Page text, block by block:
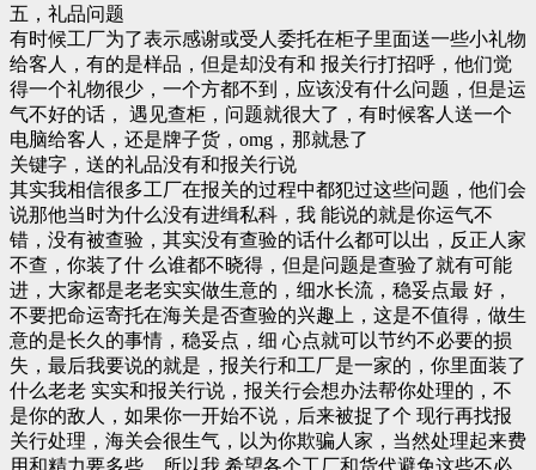
五，礼品问题
有时候工厂为了表示感谢或受人委托在柜子里面送一些小礼物
给客人，有的是样品，但是却没有和 报关行打招呼，他们觉
得一个礼物很少，一个方都不到，应该没有什么问题，但是运
气不好的话， 遇见查柜，问题就很大了，有时候客人送一个
电脑给客人，还是牌子货，omg，那就悬了
关键字，送的礼品没有和报关行说
其实我相信很多工厂在报关的过程中都犯过这些问题，他们会
说那他当时为什么没有进缉私科，我 能说的就是你运气不
错，没有被查验，其实没有查验的话什么都可以出，反正人家
不查，你装了什 么谁都不晓得，但是问题是查验了就有可能
进，大家都是老老实实做生意的，细水长流，稳妥点最 好，
不要把命运寄托在海关是否查验的兴趣上，这是不值得，做生
意的是长久的事情，稳妥点，细 心点就可以节约不必要的损
失，最后我要说的就是，报关行和工厂是一家的，你里面装了
什么老老 实实和报关行说，报关行会想办法帮你处理的，不
是你的敌人，如果你一开始不说，后来被捉了个 现行再找报
关行处理，海关会很生气，以为你欺骗人家，当然处理起来费
用和精力要多些，所以我 希望各个工厂和货代避免这些不必